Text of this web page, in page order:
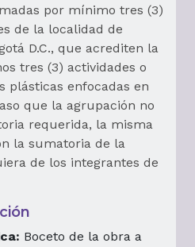
por mínimo tres (3)
de la localidad de
D.C., que acrediten la
tres (3) actividades o
plásticas enfocadas en
que la agrupación no
requerida, la misma
la sumatoria de la
de los integrantes de
Boceto de la obra a